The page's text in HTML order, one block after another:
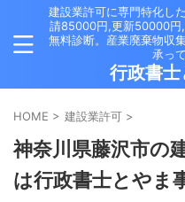
建設業許可に専門特化し
請85000円,更新50000円
無料診断。産業廃棄物収
承っ
行政書
HOME > 建設業許可 >
神奈川県藤沢市の
は行政書士とやま